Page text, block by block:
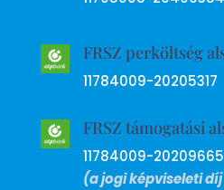
FRSZ perköltség
11784009-20205317
FRSZ támogatási
11784009-20209665
(a jogi képviseleti